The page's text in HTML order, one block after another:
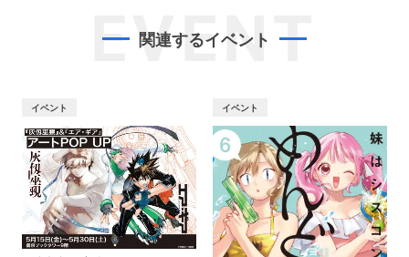
EVENT
関連するイベント
イベント イベント